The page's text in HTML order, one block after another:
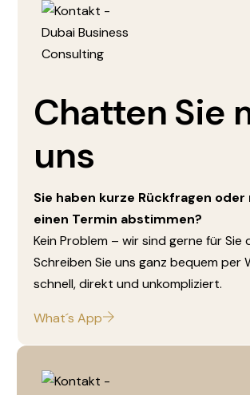
Chatten Sie
uns
Sie haben kurze Rückfragen
einen Termin abstimmen?
Kein Problem – wir sind gerne für Sie
Schreiben Sie uns ganz bequem per
schnell, direkt und unkompliziert.
What´s App